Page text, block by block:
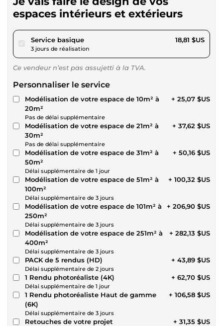
espaces intérieurs et extérieurs
Service basiquepour 17,34 $US
3 jours de réalisation
18,81 $US
Ce vendeur n’est pas assujetti à la TVA.
Personnaliser le service
Modélisation de votre espace de 10m² à
20m²
Pas de délai supplémentaire
+ 25,07 $US
Modélisation de votre espace de 21m² à
30m²
Pas de délai supplémentaire
+ 37,62 $US
Modélisation de votre espace de 31m² à
50m²
Délai supplémentaire de 1 jour
+ 50,16 $US
Modélisation de votre espace de 51m² à
100m²
Délai supplémentaire de 3 jours
+ 100,32 $US
Modélisation de votre espace de 101m² à
250m²
Délai supplémentaire de 3 jours
+ 206,90 $US
Modélisation de votre espace de 251m² à
400m²
Délai supplémentaire de 3 jours
+ 282,13 $US
PACK de 5 rendus (HD)
Délai supplémentaire de 2 jours
+ 43,89 $US
1 Rendu photoréaliste (4K)
Délai supplémentaire de 1 jour
+ 62,70 $US
1 Rendu photoréaliste Haut de gamme
(6K)
Délai supplémentaire de 3 jours
+ 106,58 $US
Retouches de votre projet + 31,35 $US